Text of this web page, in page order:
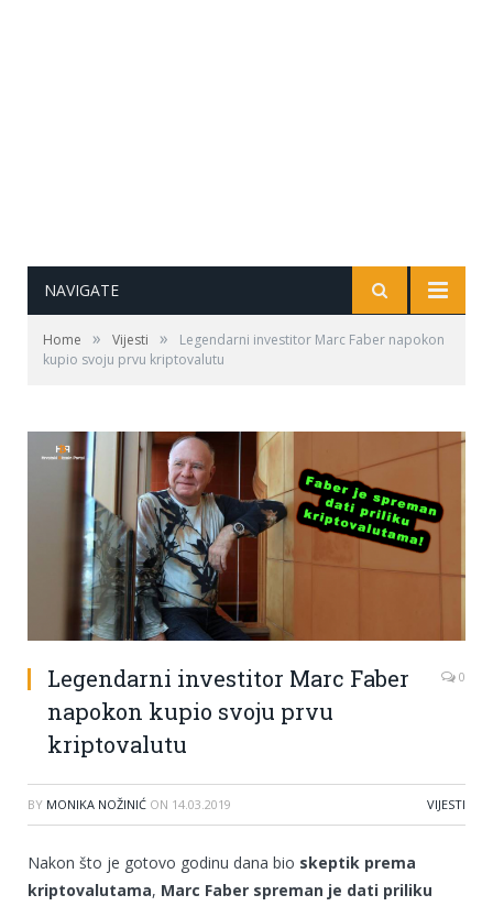
NAVIGATE
Home » Vijesti »
Legendarni investitor Marc Faber napokon
kupio svoju prvu kriptovalutu
Legendarni investitor Marc Faber
napokon kupio svoju prvu
kriptovalutu
0
BY MONIKA NOŽINIĆ ON 14.03.2019 VIJESTI
Nakon što je gotovo godinu dana bio skeptik prema
kriptovalutama, Marc Faber spreman je dati priliku